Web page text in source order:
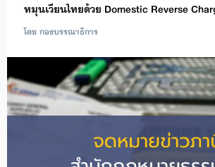
หมุนเวียนไทยด้วย Domestic Reverse
โดย กองบรรณาธิการ